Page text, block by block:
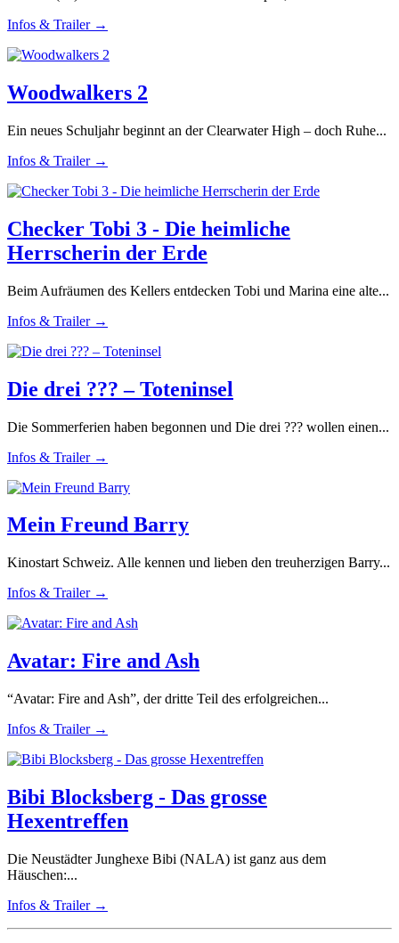
Infos & Trailer →
Woodwalkers 2
Ein neues Schuljahr beginnt an der Clearwater High – doch Ruhe...
Infos & Trailer →
Checker Tobi 3 - Die heimliche
Herrscherin der Erde
Beim Aufräumen des Kellers entdecken Tobi und Marina eine alte...
Infos & Trailer →
Die drei ??? – Toteninsel
Die Sommerferien haben begonnen und Die drei ??? wollen einen...
Infos & Trailer →
Mein Freund Barry
Kinostart Schweiz. Alle kennen und lieben den treuherzigen Barry...
Infos & Trailer →
Avatar: Fire and Ash
“Avatar: Fire and Ash”, der dritte Teil des erfolgreichen...
Infos & Trailer →
Bibi Blocksberg - Das grosse
Hexentreffen
Die Neustädter Junghexe Bibi (NALA) ist ganz aus dem
Häuschen:...
Infos & Trailer →